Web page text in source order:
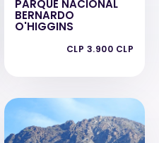
PARQUE NACIONAL
BERNARDO
O'HIGGINS
CLP 3.900 CLP